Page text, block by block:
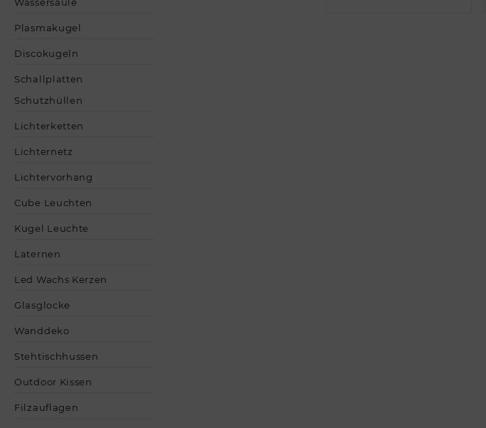
Plasmakugel
Discokugeln
Schallplatten
Schutzhüllen
Lichterketten
Lichternetz
Lichtervorhang
Cube Leuchten
Kugel Leuchte
Laternen
Led Wachs Kerzen
Glasglocke
Wanddeko
Stehtischhussen
Outdoor Kissen
Filzauflagen